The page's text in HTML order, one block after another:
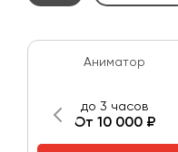
Аниматор
до 3 часов
От 10 000 ₽